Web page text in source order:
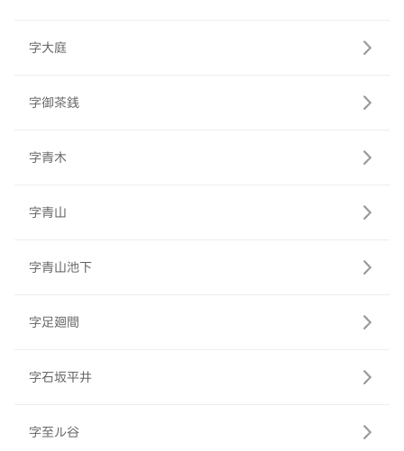
字大庭
字御茶銭
字青木
字青山
字青山池下
字足廻間
字石坂平井
字至ル谷